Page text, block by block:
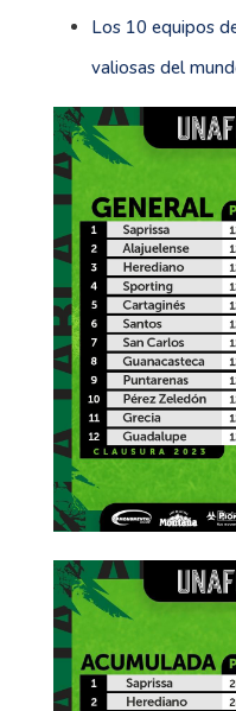
Los 10 equipos
valiosas del